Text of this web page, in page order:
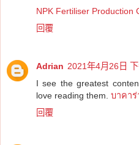
NPK Fertiliser Production
回覆
Adrian 2021年4月26日
I see the greatest
love reading them. บาคา
回覆